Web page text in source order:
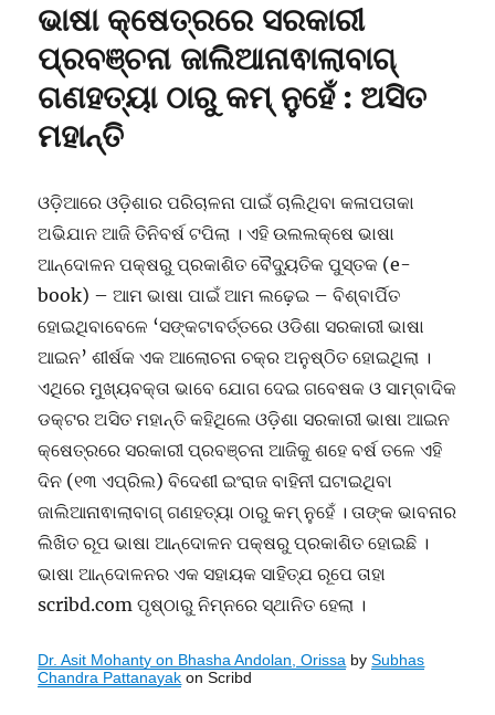
ଭାଷା କ୍ଷେତ୍ରରେ ସରକାରୀ
ପ୍ରବଞ୍ଚନା ଜାଲିଆନାଵାଲାବାଗ୍
ଗଣହତ୍ୟା ଠାରୁ କମ୍ ନୁହେଁ : ଅସିତ
ମହାନ୍ତି
ଓଡ଼ିଆରେ ଓଡ଼ିଶାର ପରିଚାଳନା ପାଇଁ ଚାଲିଥିବା କଳାପତାକା
ଅଭିଯାନ ଆଜି ତିନିବର୍ଷ ଟପିଲା । ଏହି ଉଲଲକ୍ଷେ ଭାଷା
ଆନ୍ଦୋଳନ ପକ୍ଷରୁ ପ୍ରକାଶିତ ବୈଦ୍ୟୁତିକ ପୁସ୍ତକ (e-
book) – ଆମ ଭାଷା ପାଇଁ ଆମ ଲଢ଼େଇ – ବିଶ୍ବାର୍ପିତ
ହୋଇଥିବାବେଳେ ‘ସଙ୍କଟାବର୍ତ୍ତରେ ଓଡିଶା ସରକାରୀ ଭାଷା
ଆଇନ’ ଶୀର୍ଷକ ଏକ ଆଲୋଚନା ଚକ୍ର ଅନୁଷ୍ଠିତ ହୋଇଥିଲା ।
ଏଥିରେ ମୁଖ୍ୟବକ୍ତା ଭାବେ ଯୋଗ ଦେଇ ଗବେଷକ ଓ ସାମ୍ବାଦିକ
ଡକ୍ଟର ଅସିତ ମହାନ୍ତି କହିଥିଲେ ଓଡ଼ିଶା ସରକାରୀ ଭାଷା ଆଇନ
କ୍ଷେତ୍ରରେ ସରକାରୀ ପ୍ରବଞ୍ଚନା ଆଜିକୁ ଶହେ ବର୍ଷ ତଳେ ଏହି
ଦିନ (୧୩ ଏପ୍ରିଲ) ବିଦେଶୀ ଇଂରାଜ ବାହିନୀ ଘଟାଇଥିବା
ଜାଲିଆନାଵାଲାବାଗ୍ ଗଣହତ୍ୟା ଠାରୁ କମ୍ ନୁହେଁ । ତାଙ୍କ ଭାବନାର
ଲିଖିତ ରୂପ ଭାଷା ଆନ୍ଦୋଳନ ପକ୍ଷରୁ ପ୍ରକାଶିତ ହୋଇଛି ।
ଭାଷା ଆନ୍ଦୋଳନର ଏକ ସହାୟକ ସାହିତ୍ଯ ରୂପେ ତାହା
scribd.com ପୃଷ୍ଠାରୁ ନିମ୍ନରେ ସ୍ଥାନିତ ହେଲା ।
Dr. Asit Mohanty on Bhasha Andolan, Orissa bySubhas
Chandra Pattanayak on Scribd